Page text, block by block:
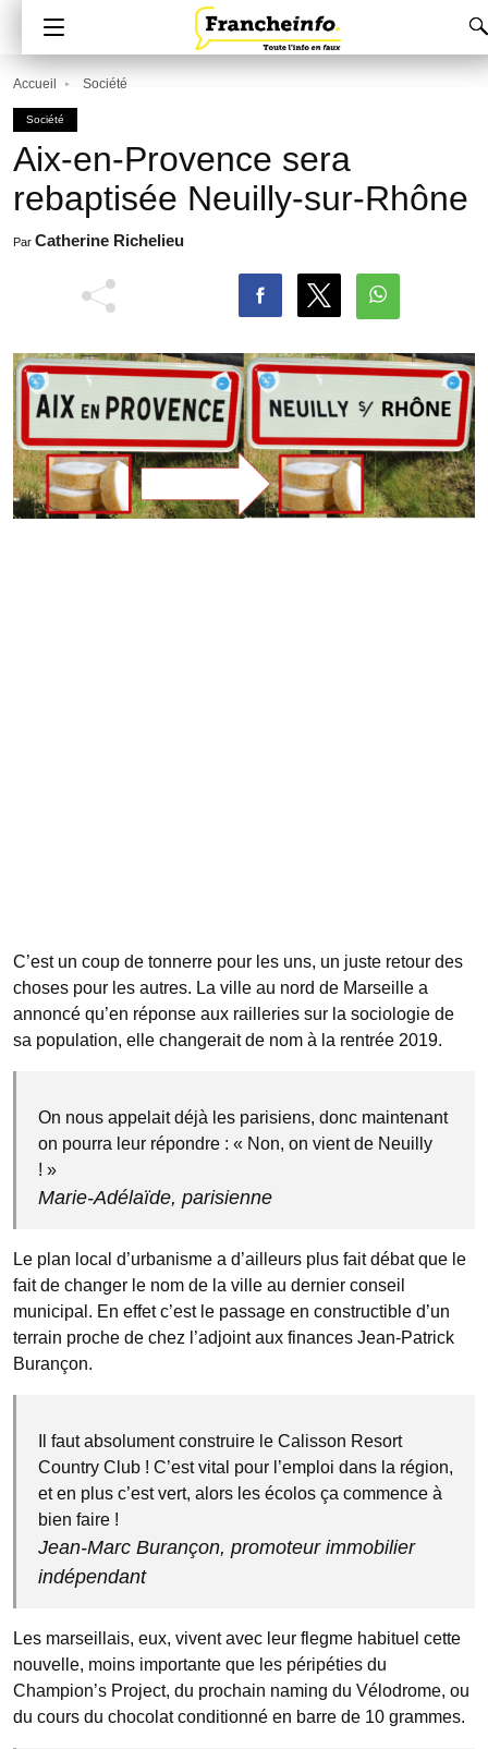
Accueil Société
Société
Aix-en-Provence sera
rebaptisée Neuilly-sur-Rhône
Par Catherine Richelieu
C’est un coup de tonnerre pour les uns, un juste retour des
choses pour les autres. La ville au nord de Marseille a
annoncé qu’en réponse aux railleries sur la sociologie de
sa population, elle changerait de nom à la rentrée 2019.
On nous appelait déjà les parisiens, donc maintenant
on pourra leur répondre : « Non, on vient de Neuilly
! »
Marie-Adélaïde, parisienne
Le plan local d’urbanisme a d’ailleurs plus fait débat que le
fait de changer le nom de la ville au dernier conseil
municipal. En effet c’est le passage en constructible d’un
terrain proche de chez l’adjoint aux finances Jean-Patrick
Burançon.
Il faut absolument construire le Calisson Resort
Country Club ! C’est vital pour l’emploi dans la région,
et en plus c’est vert, alors les écolos ça commence à
bien faire !
Jean-Marc Burançon, promoteur immobilier
indépendant
Les marseillais, eux, vivent avec leur flegme habituel cette
nouvelle, moins importante que les péripéties du
Champion’s Project, du prochain naming du Vélodrome, ou
du cours du chocolat conditionné en barre de 10 grammes.